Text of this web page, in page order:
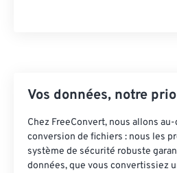
Vos données, notre
Chez FreeConvert, nous allons
conversion de fichiers : nous les
système de sécurité robuste
données, que vous convertissiez